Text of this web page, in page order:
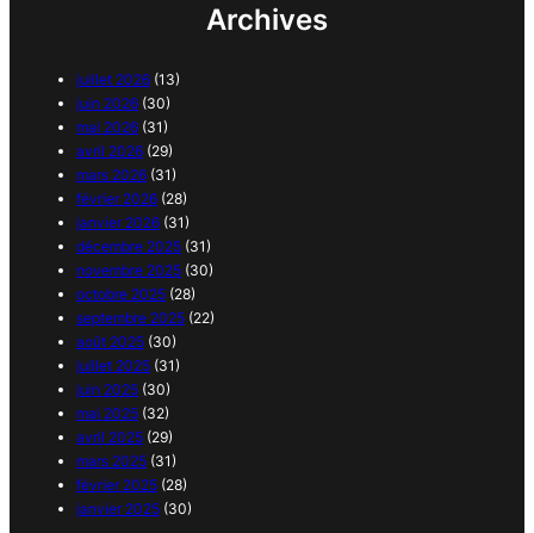
Archives
juillet 2026 (13)
juin 2026 (30)
mai 2026 (31)
avril 2026 (29)
mars 2026 (31)
février 2026 (28)
janvier 2026 (31)
décembre 2025 (31)
novembre 2025 (30)
octobre 2025 (28)
septembre 2025 (22)
août 2025 (30)
juillet 2025 (31)
juin 2025 (30)
mai 2025 (32)
avril 2025 (29)
mars 2025 (31)
février 2025 (28)
janvier 2025 (30)